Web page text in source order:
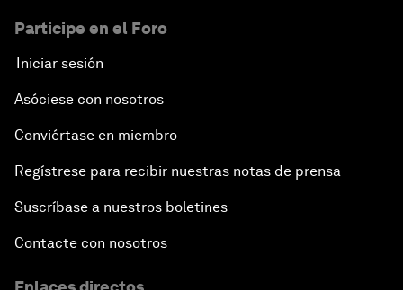
Participe en el Foro
Iniciar sesión
Asóciese con nosotros
Conviértase en miembro
Regístrese para recibir nuestras notas de prensa
Suscríbase a nuestros boletines
Contacte con nosotros